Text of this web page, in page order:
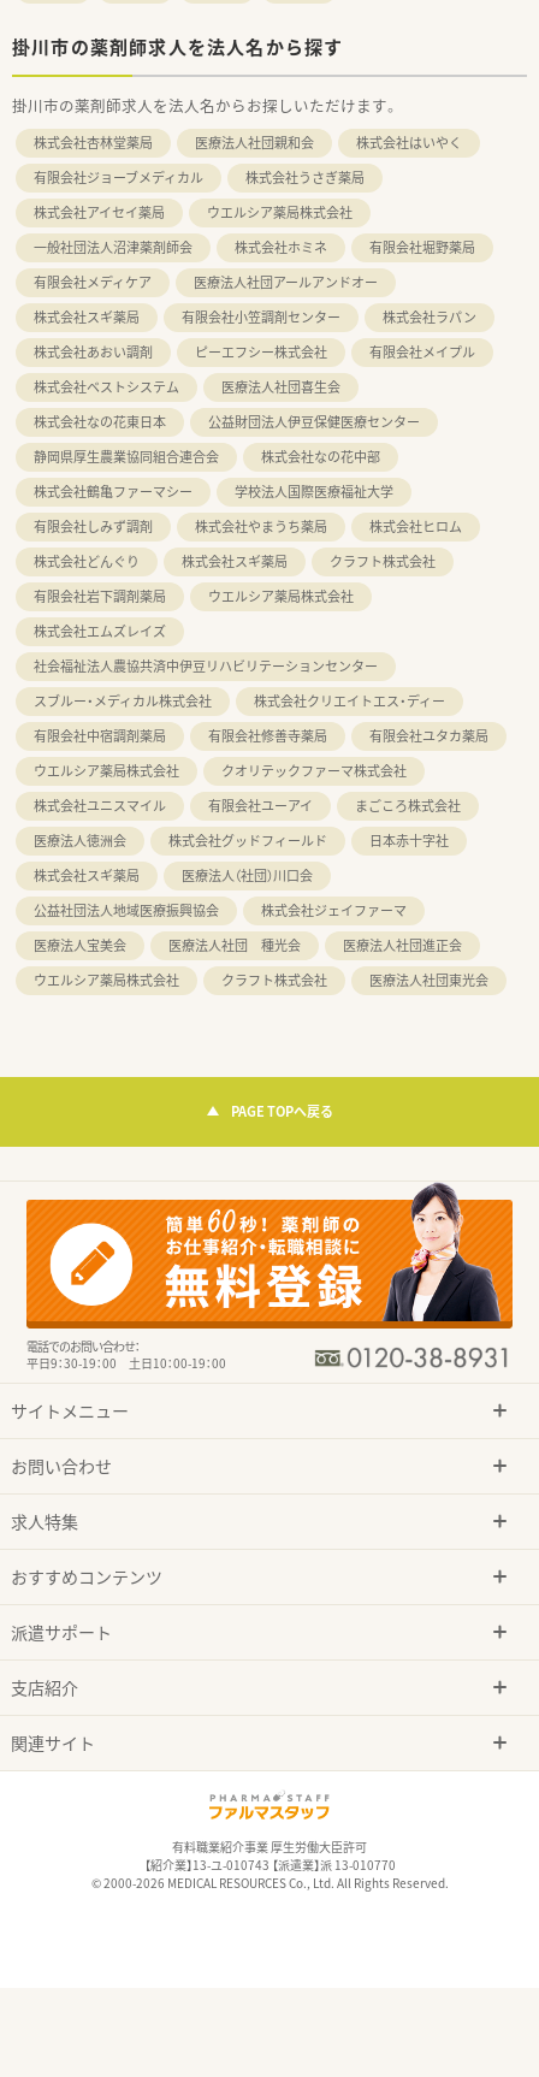
掛川市の薬剤師求人を法人名から探す
掛川市の薬剤師求人を法人名からお探しいただけます。
株式会社杏林堂薬局 医療法人社団親和会
株式会社はいやく
有限会社ジョーブメディカル
株式会社うさぎ薬局
株式会社アイセイ薬局
ウエルシア薬局株式会社
一般社団法人沼津薬剤師会
株式会社ホミネ
有限会社堀野薬局
有限会社メディケア
医療法人社団アールアンドオー
株式会社スギ薬局
有限会社小笠調剤センター
株式会社ラパン
株式会社あおい調剤
ピーエフシー株式会社
有限会社メイプル
株式会社ベストシステム
医療法人社団喜生会
株式会社なの花東日本
公益財団法人伊豆保健医療センター
静岡県厚生農業協同組合連合会
株式会社なの花中部
株式会社鶴亀ファーマシー
学校法人国際医療福祉大学
有限会社しみず調剤
株式会社やまうち薬局
株式会社ヒロム
株式会社どんぐり
株式会社スギ薬局
クラフト株式会社
有限会社岩下調剤薬局
ウエルシア薬局株式会社
株式会社エムズレイズ
社会福祉法人農協共済中伊豆リハビリテーションセンター
スブルー・メディカル株式会社
株式会社クリエイトエス・ディー
有限会社中宿調剤薬局
有限会社修善寺薬局
有限会社ユタカ薬局
ウエルシア薬局株式会社
クオリテックファーマ株式会社
株式会社ユニスマイル
有限会社ユーアイ
まごころ株式会社
医療法人徳洲会
株式会社グッドフィールド
日本赤十字社
株式会社スギ薬局
医療法人（社団）川口会
公益社団法人地域医療振興協会
株式会社ジェイファーマ
医療法人宝美会
医療法人社団 種光会
医療法人社団進正会
ウエルシア薬局株式会社
クラフト株式会社 医療法人社団東光会
PAGE TOPへ戻る
電話でのお問い合わせ：
平日9：30-19：00 土日10：00-19：00
サイトメニュー
お問い合わせ
求人特集
おすすめコンテンツ
派遣サポート
支店紹介
関連サイト
有料職業紹介事業 厚生労働大臣許可
【紹介業】13-ユ-010743 【派遣業】派 13-010770
© 2000-2026 MEDICAL RESOURCES Co., Ltd. All Rights Reserved.